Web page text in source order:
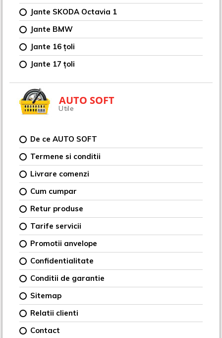
Jante SKODA Octavia 1
Jante BMW
Jante 16 țoli
Jante 17 țoli
AUTO SOFT
Utile
De ce AUTO SOFT
Termene si conditii
Livrare comenzi
Cum cumpar
Retur produse
Tarife servicii
Promotii anvelope
Confidentialitate
Conditii de garantie
Sitemap
Relatii clienti
Contact